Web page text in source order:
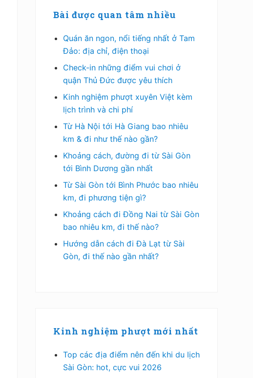
Bài được quan tâm nhiều
Quán ăn ngon, nổi tiếng nhất ở Tam
Đảo: địa chỉ, điện thoại
Check-in những điểm vui chơi ở
quận Thủ Đức được yêu thích
Kinh nghiệm phượt xuyên Việt kèm
lịch trình và chi phí
Từ Hà Nội tới Hà Giang bao nhiêu
km & đi như thế nào gần?
Khoảng cách, đường đi từ Sài Gòn
tới Bình Dương gần nhất
Từ Sài Gòn tới Bình Phước bao nhiêu
km, đi phương tiện gì?
Khoảng cách đi Đồng Nai từ Sài Gòn
bao nhiêu km, đi thế nào?
Hướng dẫn cách đi Đà Lạt từ Sài
Gòn, đi thế nào gần nhất?
Kinh nghiệm phượt mới nhất
Top các địa điểm nên đến khi du lịch
Sài Gòn: hot, cực vui 2026